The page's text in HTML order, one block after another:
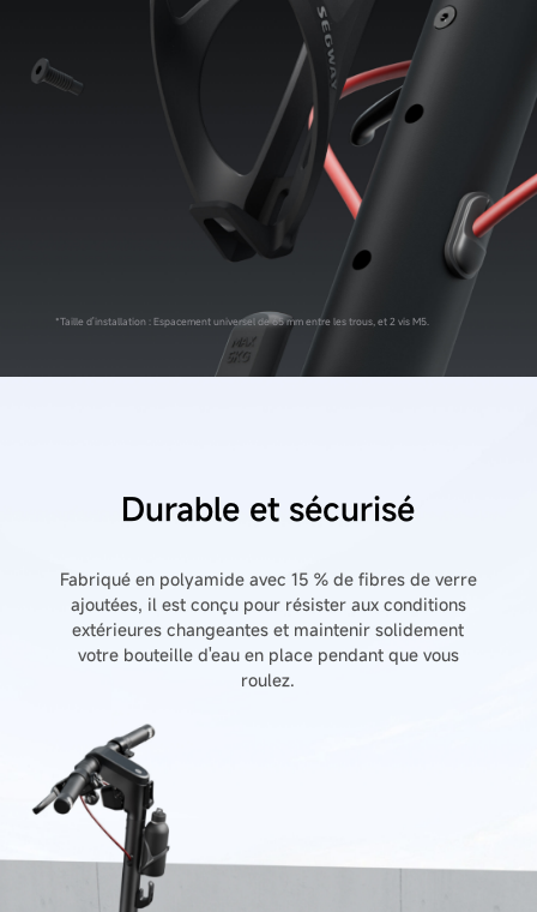
*Taille d'installation : Espacement universel de 65 mm entre les trous, et 2 vis M5.
Durable et sécurisé
Fabriqué en polyamide avec 15 % de fibres de verre
ajoutées, il est conçu pour résister aux conditions
extérieures changeantes et maintenir solidement
votre bouteille d'eau en place pendant que vous
roulez.